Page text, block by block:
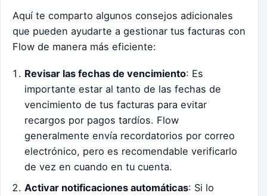
Aquí te comparto algunos consejos adicionales
que pueden ayudarte a gestionar tus facturas con
Flow de manera más eficiente:
Revisar las fechas de vencimiento: Es
importante estar al tanto de las fechas de
vencimiento de tus facturas para evitar
recargos por pagos tardíos. Flow
generalmente envía recordatorios por correo
electrónico, pero es recomendable verificarlo
de vez en cuando en tu cuenta.
Activar notificaciones automáticas: Si lo